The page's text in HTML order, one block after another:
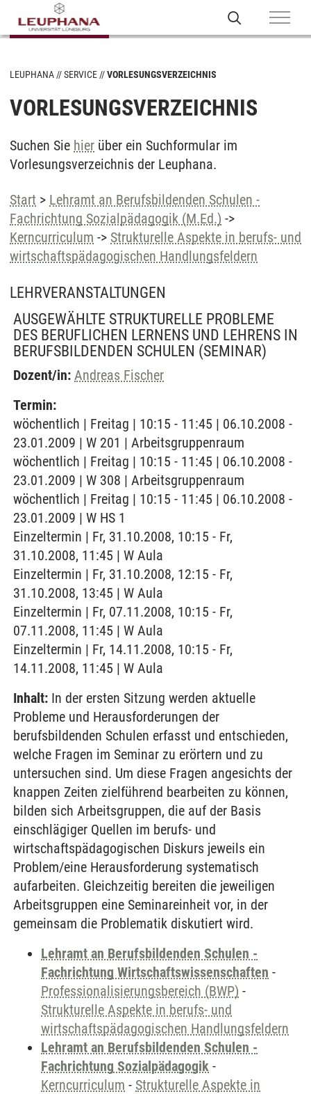
LEUPHANA SERVICE VORLESUNGSVERZEICHNIS
VORLESUNGSVERZEICHNIS
Suchen Sie hier über ein Suchformular im
Vorlesungsverzeichnis der Leuphana.
Start > Lehramt an Berufsbildenden Schulen -
Fachrichtung Sozialpädagogik (M.Ed.) ->
Kerncurriculum -> Strukturelle Aspekte in berufs- und
wirtschaftspädagogischen Handlungsfeldern
LEHRVERANSTALTUNGEN
AUSGEWÄHLTE STRUKTURELLE PROBLEME
DES BERUFLICHEN LERNENS UND LEHRENS IN
BERUFSBILDENDEN SCHULEN (SEMINAR)
Dozent/in: Andreas Fischer
Termin:
wöchentlich | Freitag | 10:15 - 11:45 | 06.10.2008 -
23.01.2009 | W 201 | Arbeitsgruppenraum
wöchentlich | Freitag | 10:15 - 11:45 | 06.10.2008 -
23.01.2009 | W 308 | Arbeitsgruppenraum
wöchentlich | Freitag | 10:15 - 11:45 | 06.10.2008 -
23.01.2009 | W HS 1
Einzeltermin | Fr, 31.10.2008, 10:15 - Fr,
31.10.2008, 11:45 | W Aula
Einzeltermin | Fr, 31.10.2008, 12:15 - Fr,
31.10.2008, 13:45 | W Aula
Einzeltermin | Fr, 07.11.2008, 10:15 - Fr,
07.11.2008, 11:45 | W Aula
Einzeltermin | Fr, 14.11.2008, 10:15 - Fr,
14.11.2008, 11:45 | W Aula
Inhalt: In der ersten Sitzung werden aktuelle
Probleme und Herausforderungen der
berufsbildenden Schulen erfasst und entschieden,
welche Fragen im Seminar zu erörtern und zu
untersuchen sind. Um diese Fragen angesichts der
knappen Zeiten zielführend bearbeiten zu können,
bilden sich Arbeitsgruppen, die auf der Basis
einschlägiger Quellen im berufs- und
wirtschaftspädagogischen Diskurs jeweils ein
Problem/eine Herausforderung systematisch
aufarbeiten. Gleichzeitig bereiten die jeweiligen
Arbeitsgruppen eine Seminareinheit vor, in der
gemeinsam die Problematik diskutiert wird.
Lehramt an Berufsbildenden Schulen -
Fachrichtung Wirtschaftswissenschaften -
Professionalisierungsbereich (BWP) -
Strukturelle Aspekte in berufs- und
wirtschaftspädagogischen Handlungsfeldern
Lehramt an Berufsbildenden Schulen -
Fachrichtung Sozialpädagogik -
Kerncurriculum - Strukturelle Aspekte in